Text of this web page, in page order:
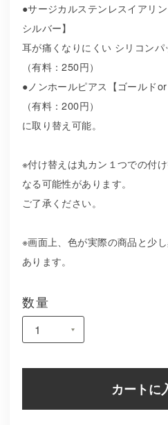
●サージカルステンレスイアリ
シルバー】
耳が痛くなりにくい シリコンパ
（有料：250円）
●ノンホールピアス【ゴールド
（有料：200円）
に取り替え可能。
※付け替えは丸カン１つでの付
なる可能性があります。
ご了承ください。
※画面上、色が実際の商品と少
あります。
数量
カートに